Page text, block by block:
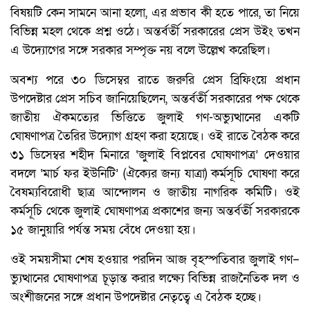
বিষয়টি কেন সামনে আনা হলো, এর প্রভাব কী হতে পারে, তা নিয়ে
বিভিন্ন মহল থেকে প্রশ্ন ওঠে। অন্তর্বর্তী সরকারের প্রেস উইং তখন
এ উদ্যোগের সঙ্গে সরকার সম্পৃক্ত নয় বলে উল্লেখ করেছিল।
অবশ্য পরে ৩০ ডিসেম্বর রাতে জরুরি প্রেস ব্রিফিংয়ে প্রধান
উপদেষ্টার প্রেস সচিব জানিয়েছিলেন, অন্তর্বর্তী সরকারের পক্ষ থেকে
জাতীয় ঐকমত্যের ভিত্তিতে জুলাই গণ-অভ্যুত্থানের একটি
ঘোষণাপত্র তৈরির উদ্যোগ গ্রহণ করা হয়েছে। ওই রাতে বৈঠক করে
৩১ ডিসেম্বর শহীদ মিনারে ‘জুলাই বিপ্লবের ঘোষণাপত্র’ দেওয়ার
বদলে ‘মার্চ ফর ইউনিটি’ (ঐক্যের জন্য যাত্রা) কর্মসূচি ঘোষণা করে
বৈষম্যবিরোধী ছাত্র আন্দোলন ও জাতীয় নাগরিক কমিটি। ওই
কর্মসূচি থেকে জুলাই ঘোষণাপত্র প্রকাশের জন্য অন্তর্বর্তী সরকারকে
১৫ জানুয়ারি পর্যন্ত সময় বেঁধে দেওয়া হয়।
ওই সময়সীমা শেষ হওয়ার পরদিন আজ বৃহস্পতিবার জুলাই গণ–
ভ্যুত্থানের ঘোষণাপত্র চূড়ান্ত করার লক্ষ্যে বিভিন্ন রাজনৈতিক দল ও
অংশীজনের সঙ্গে প্রধান উপদেষ্টার নেতৃত্বে এ বৈঠক হচ্ছে।